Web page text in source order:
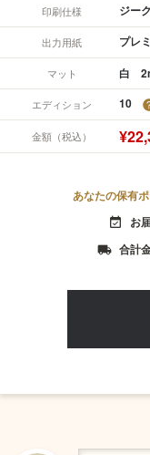
印刷仕様 ジー
出力用紙 プレ
マット 白
エディション 10
金額（税込）
あなたの保有
event_available お
local_shipping 合計